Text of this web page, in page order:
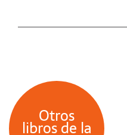
Otros
libros de la